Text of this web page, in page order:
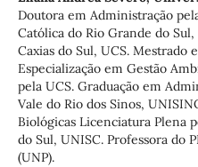
Doutora em Administração
Católica do Rio Grande do
Caxias do Sul, UCS. Mestrado
Especialização em Gestão
pela UCS. Graduação em
Vale do Rio dos Sinos,
Biológicas Licenciatura Plena
do Sul, UNISC. Professora do
(UNP).